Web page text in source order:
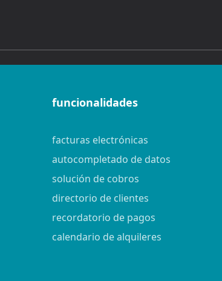
funcionalidades
facturas electrónicas
autocompletado de datos
solución de cobros
directorio de clientes
recordatorio de pagos
calendario de alquileres